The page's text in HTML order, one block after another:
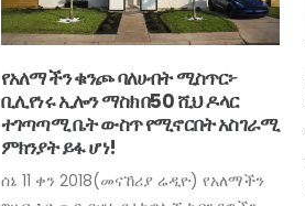
የአለማችን ቁንጮ ባለሀብት ሚስጥር፦
ቢሊየነሩ ኢሎን ማስክ በ50 ሺህ ዶላር
ተገጣጣሚ ቤት ውስጥ የሚኖርበት አስገራሚ
ምክንያት ይፋ ሆነ!
ሰኔ 11 ቀን 2018(መናኸሪያ ሬዲዮ) የአለማችን